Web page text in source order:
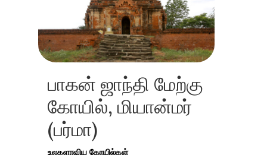
பாகன் ஜாந்தி மேற்கு
கோயில், மியான்மர்
(பர்மா)
உலகளாவிய கோயில்கள்